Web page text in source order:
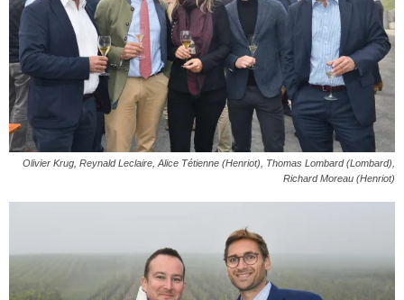
Olivier Krug, Reynald Leclaire, Alice Tétienne (Henriot), Thomas Lombard (Lombard),
Richard Moreau (Henriot)